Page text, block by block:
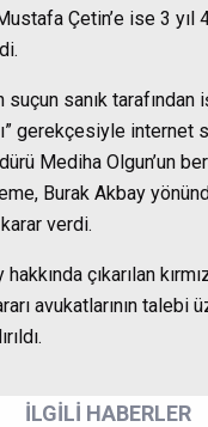
Çetin’e ise 3 yıl
suçun sanık tarafından
gerekçesiyle internet
Mediha Olgun’un
Burak Akbay
verdi.
çıkarılan
avukatlarının talebi
İLGİLİ HABERLER